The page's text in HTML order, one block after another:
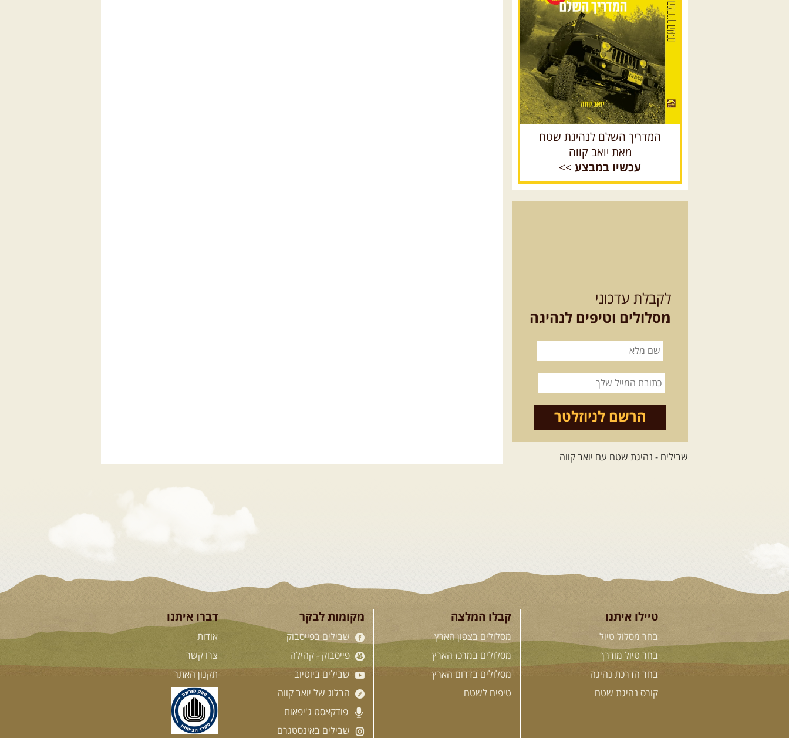
המדריך השלם לנהיגת שטח
מאת יואב קווה
עכשיו במבצע >>
לקבלת עדכוני
מסלולים וטיפים לנהיגה
הרשם לניוזלטר
טיילו איתנו
בחר מסלול טיול
בחר טיול מודרך
בחר הדרכת נהיגה
קורס נהיגת שטח
קבלו המלצה
מסלולים בצפון הארץ
מסלולים במרכז הארץ
מסלולים בדרום הארץ
טיפים לשטח
מקומות לבקר
שבילים בפייסבוק
פייסבוק - קהילה
שבילים ביוטיוב
הבלוג של יואב קווה
פודקאסט ג'יפאות
שבילים באינסטגרם
דברו איתנו
אודות
צרו קשר
תקנון האתר